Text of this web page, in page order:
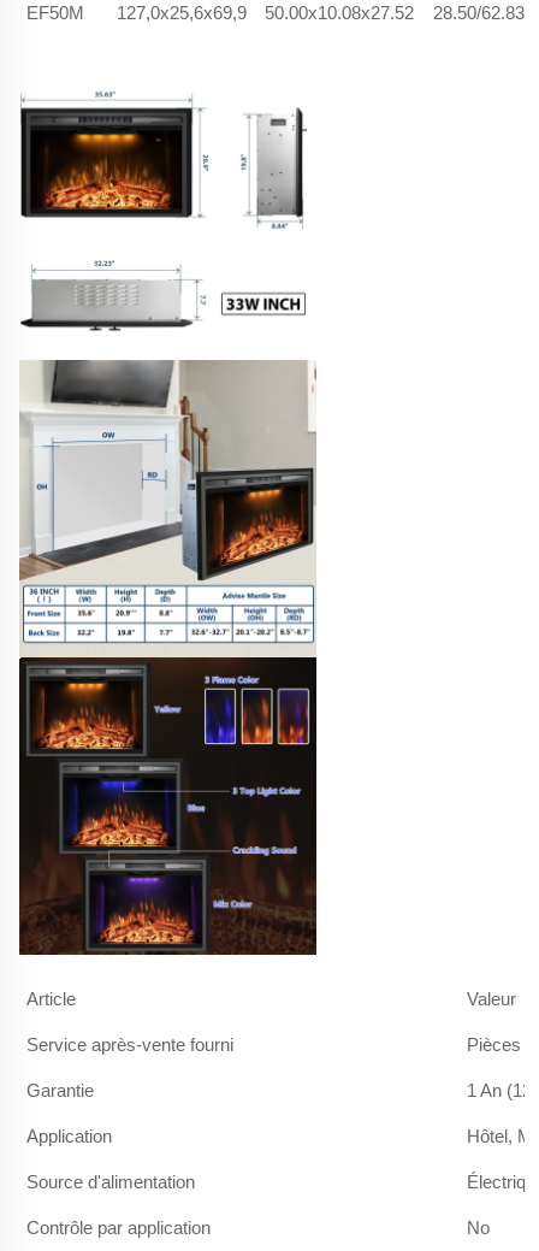
EF50M 127,0x25,6x69,9 50.00x10.08x27.52 28.50/62.83
Article Valeur
Service après-vente fourni Pièces
Garantie 1 An (12
Application Hôtel,
Source d'alimentation
Contrôle par application No